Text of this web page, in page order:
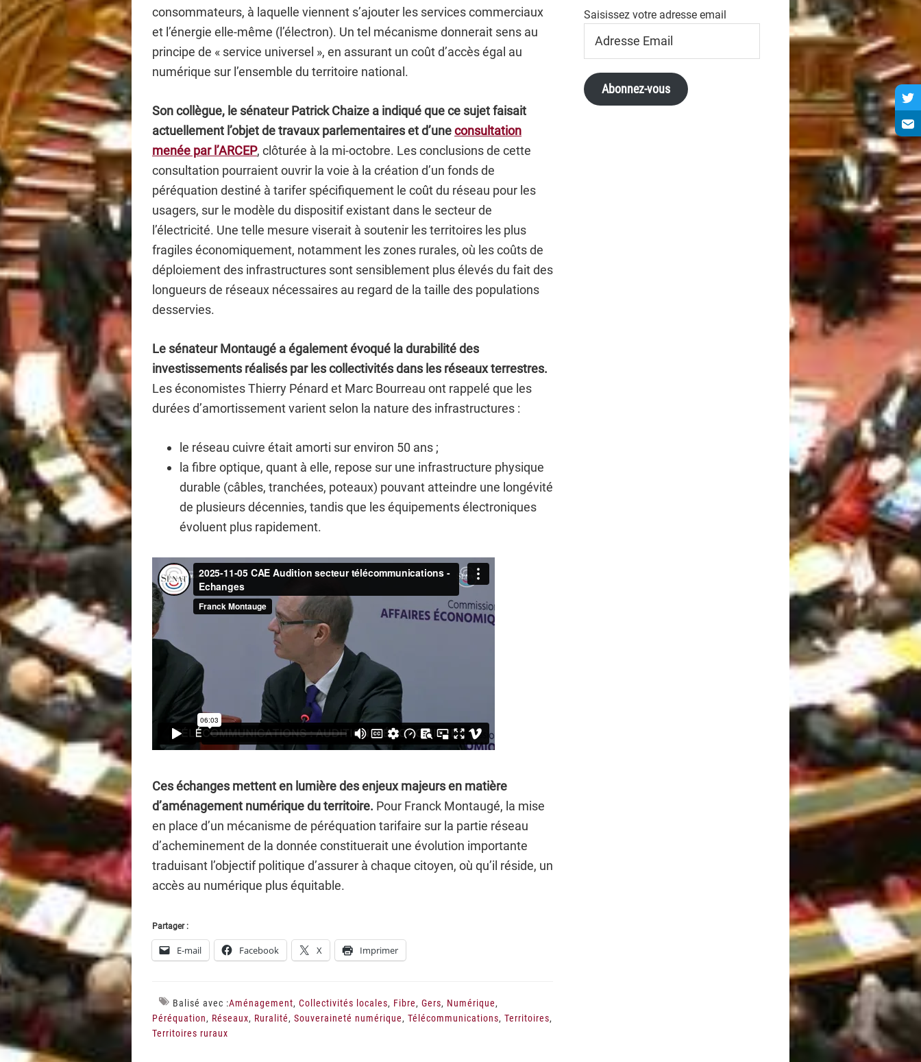
consommateurs, à laquelle viennent s’ajouter les services commerciaux
et l’énergie elle-même (l’électron). Un tel mécanisme donnerait sens au
principe de « service universel », en assurant un coût d’accès égal au
numérique sur l’ensemble du territoire national.
Son collègue, le sénateur Patrick Chaize a indiqué que ce sujet faisait
actuellement l’objet de travaux parlementaires et d’uneconsultation
menée par l’ARCEP, clôturée à la mi-octobre. Les conclusions de cette
consultation pourraient ouvrir la voie à la création d’un fonds de
péréquation destiné à tarifer spécifiquement le coût du réseau pour les
usagers, sur le modèle du dispositif existant dans le secteur de
l’électricité. Une telle mesure viserait à soutenir les territoires les plus
fragiles économiquement, notamment les zones rurales, où les coûts de
déploiement des infrastructures sont sensiblement plus élevés du fait des
longueurs de réseaux nécessaires au regard de la taille des populations
desservies.
Le sénateur Montaugé a également évoqué la durabilité des
investissements réalisés par les collectivités dans les réseaux terrestres.
Les économistes Thierry Pénard et Marc Bourreau ont rappelé que les
durées d’amortissement varient selon la nature des infrastructures :
le réseau cuivre était amorti sur environ 50 ans ;
la fibre optique, quant à elle, repose sur une infrastructure physique
durable (câbles, tranchées, poteaux) pouvant atteindre une longévité
de plusieurs décennies, tandis que les équipements électroniques
évoluent plus rapidement.
Ces échanges mettent en lumière des enjeux majeurs en matière
d’aménagement numérique du territoire. Pour Franck Montaugé, la mise
en place d’un mécanisme de péréquation tarifaire sur la partie réseau
d’acheminement de la donnée constituerait une évolution importante
traduisant l’objectif politique d’assurer à chaque citoyen, où qu’il réside, un
accès au numérique plus équitable.
Partager :
E-mail Facebook X Imprimer
Balisé avec :Aménagement, Collectivités locales, Fibre, Gers, Numérique,
Péréquation, Réseaux, Ruralité, Souveraineté numérique, Télécommunications, Territoires,
Territoires ruraux
Saisissez votre adresse email
Email
Abonnez-vous